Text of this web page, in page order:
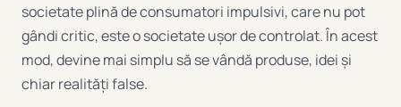
societate plină de consumatori impulsivi, care nu pot
gândi critic, este o societate ușor de controlat. În acest
mod, devine mai simplu să se vândă produse, idei și
chiar realități false.